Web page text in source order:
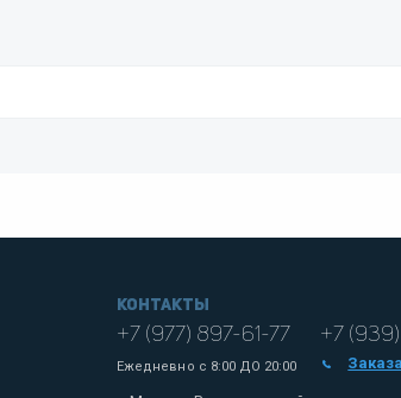
Контакты
+7 (977) 897-61-77
Ежедневно с 8:00 ДО 20:00
+7